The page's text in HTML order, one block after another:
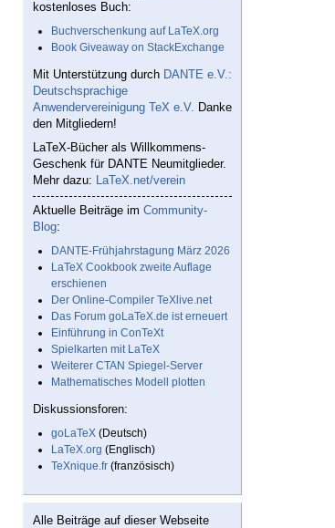
kostenloses Buch:
Buchverschenkung auf LaTeX.org
Book Giveaway on StackExchange
Mit Unterstützung durch DANTE e.V.:
Deutschsprachige
Anwendervereinigung TeX e.V. Danke
den Mitgliedern!
LaTeX-Bücher als Willkommens-
Geschenk für DANTE Neumitglieder.
Mehr dazu: LaTeX.net/verein
Aktuelle Beiträge im Community-
Blog:
DANTE-Frühjahrstagung März 2026
LaTeX Cookbook zweite Auflage
erschienen
Der Online-Compiler TeXlive.net
Das Forum goLaTeX.de ist erneuert
Einführung in ConTeXt
Spielkarten mit LaTeX
Weiterer CTAN Spiegel-Server
Mathematisches Modell plotten
Diskussionsforen:
goLaTeX (Deutsch)
LaTeX.org (Englisch)
TeXnique.fr (französisch)
Alle Beiträge auf dieser Webseite